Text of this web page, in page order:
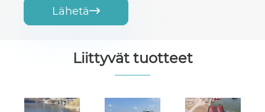
Lähetä
Liittyvät tuotteet